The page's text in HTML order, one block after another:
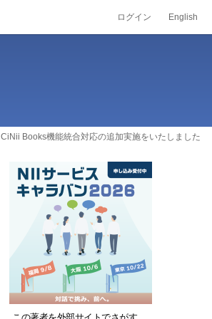
ログイン English
CiNii Books機能統合対応の追加実施をいたしました